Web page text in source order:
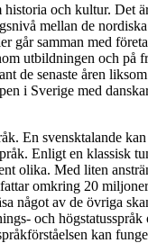
och kultur. Det
mellan de
samman med
utbildningen och på
de senaste åren
i Sverige med
En svensktalande
Enligt en klassisk
olika. Med liten
omkring 20
något av de övriga
och
kan